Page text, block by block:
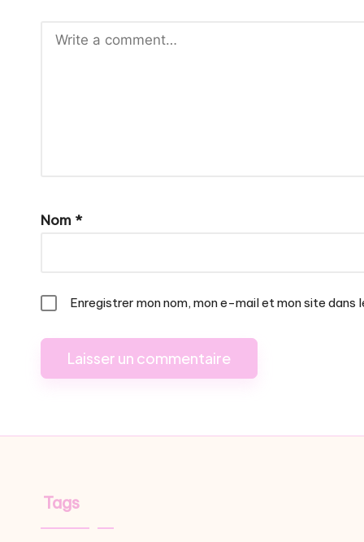
Nom *
Enregistrer mon nom, mon e-mail et mon site
Tags